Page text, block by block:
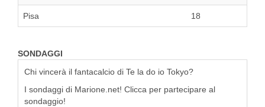
Pisa 18
SONDAGGI
Chi vincerà il fantacalcio di Te la do io Tokyo?
I sondaggi di Marione.net! Clicca per partecipare al
sondaggio!